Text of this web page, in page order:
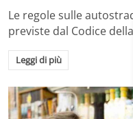
Le regole sulle
previste dal Codice
Leggi di più